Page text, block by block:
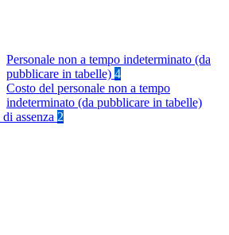
Personale non a tempo indeterminato (da
pubblicare in tabelle) 4
Costo del personale non a tempo
indeterminato (da pubblicare in tabelle)
di assenza 2